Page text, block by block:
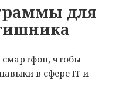
для
чтобы
в сфере IT и